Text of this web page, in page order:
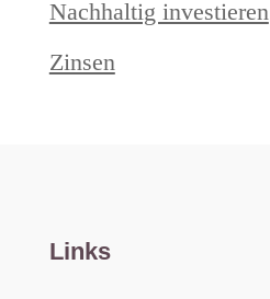
Nachhaltig investieren
Zinsen
Links